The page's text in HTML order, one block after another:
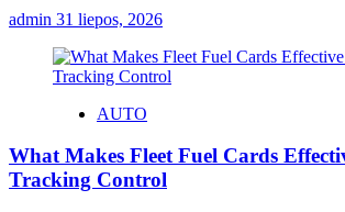
admin 31 liepos, 2026
AUTO
What Makes Fleet Fuel Cards
Tracking Control